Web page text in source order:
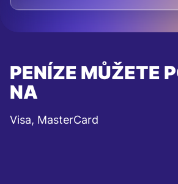
PENÍZE MŮŽETE
NA
Visa, MasterCard